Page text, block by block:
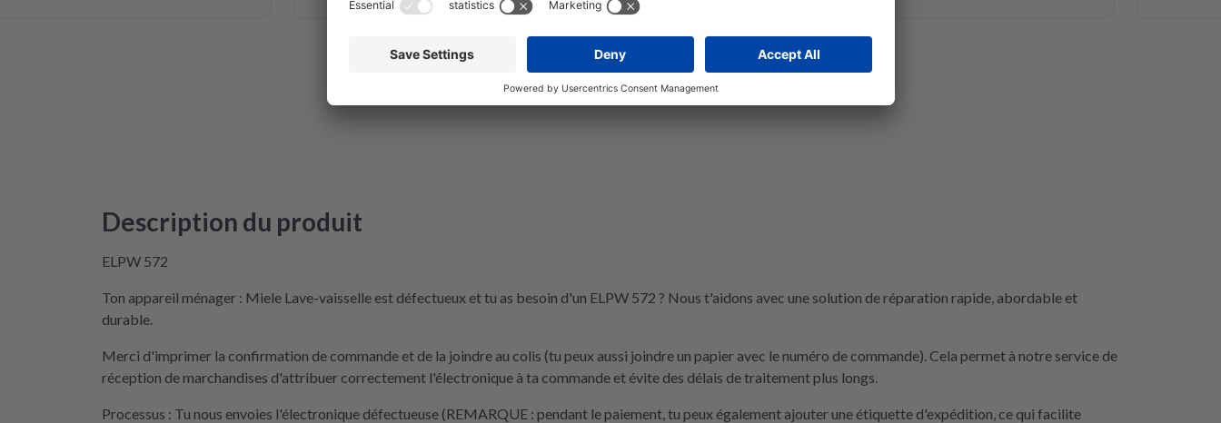
Description du produit
ELPW 572
Ton appareil ménager : Miele Lave-vaisselle est défectueux et tu as besoin d'un ELPW 572 ? Nous t'aidons avec une solution de réparation rapide, abordable et
durable.
Merci d'imprimer la confirmation de commande et de la joindre au colis (tu peux aussi joindre un papier avec le numéro de commande). Cela permet à notre service de
réception de marchandises d'attribuer correctement l'électronique à ta commande et évite des délais de traitement plus longs.
Processus : Tu nous envoies l'électronique défectueuse (REMARQUE : pendant le paiement, tu peux également ajouter une étiquette d'expédition, ce qui facilite